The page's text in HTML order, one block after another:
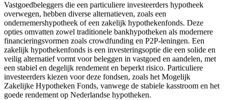
Vastgoedbeleggers die een particuliere investeerders hypotheek
overwegen, hebben diverse alternatieven, zoals een
ondernemershypotheek of een zakelijk hypothekenfonds. Deze
opties omvatten zowel traditionele bankhypotheken als modernere
financieringsvormen zoals crowdfunding en P2P-leningen. Een
zakelijk hypothekenfonds is een investeringsoptie die een solide en
veilig alternatief vormt voor beleggen in vastgoed en aandelen, met
een stabiel en degelijk rendement en beperkt risico. Particuliere
investeerders kiezen voor deze fondsen, zoals het Mogelijk
Zakelijke Hypotheken Fonds, vanwege de stabiele kasstroom en het
goede rendement op Nederlandse hypotheken.